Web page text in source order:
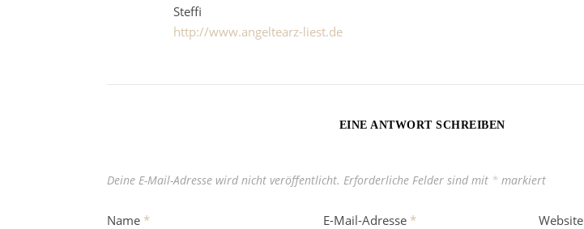
Steffi
http://www.angeltearz-liest.de
EINE ANTWORT SCHREIBEN
Deine E-Mail-Adresse wird nicht veröffentlicht. Erforderliche Felder sind mit * markiert
Name * E-Mail-Adresse * Website